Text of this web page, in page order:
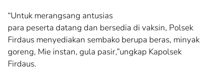
“Untuk merangsang antusias
para peserta datang dan bersedia di vaksin, Polsek
Firdaus menyediakan sembako berupa beras, minyak
goreng, Mie instan, gula pasir,”ungkap Kapolsek
Firdaus.